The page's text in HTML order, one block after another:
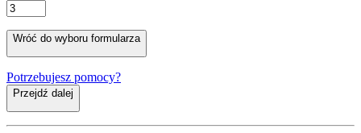
Wróć do wyboru formularza
Potrzebujesz pomocy?
Przejdź dalej